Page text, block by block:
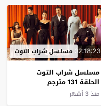
02:18:23 مسلسل شراب التوت
مسلسل شراب التوت
الحلقة 131 مترجم
منذ 3 أشهر